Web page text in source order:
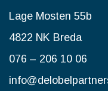
Lage Mosten 55b
4822 NK Breda
076 – 206 10 06